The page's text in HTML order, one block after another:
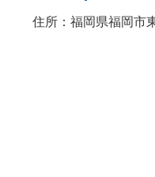
住所：福岡県福岡市